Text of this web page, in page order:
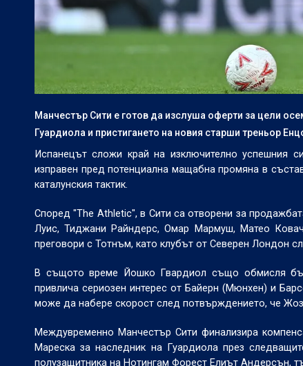
Манчестър Сити е готов да изслуша оферти за цели
Гуардиола и пристигането на новия старши треньор
Испанецът сложи край на изключително успешния
изправен пред потенциална мащабна промяна в
каталунския тактик.
Според "The Athletic", в Сити са отворени за
Луис, Тиджани Райндерс, Омар Мармуш, Матео
преговори с Тотнъм, като клубът от Северен Лондон
В същото време Йошко Гвардиол също обмисля
привлича сериозен интерес от Байерн (Мюнхен) и
може да набере скорост след потвърждението, че
Междувременно Манчестър Сити финализира
Мареска за наследник на Гуардиола през
полузащитника на Нотингам Форест Елиът Андерсън,